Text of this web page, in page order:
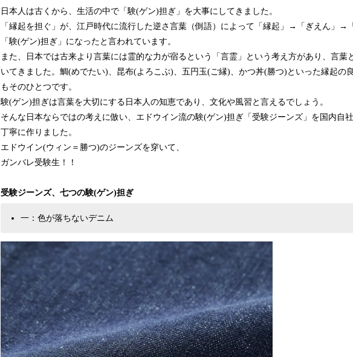
日本人は古くから、生活の中で「験(ゲン)担ぎ」を大事にしてきました。
「縁起を担ぐ」が、江戸時代に流行した逆さ言葉（倒語）によって「縁起」→「ぎえん」→
「験(ゲン)担ぎ」になったと言われています。
また、日本では古来より言葉には霊的な力が宿るという「言霊」という考え方があり、言葉
いてきました。鯛(めでたい)、昆布(よろこぶ)、五円玉(ご縁)、かつ丼(勝つ)といった縁起の
もそのひとつです。
験(ゲン)担ぎは言葉を大切にする日本人の知恵であり、文化や風習と言えるでしょう。
そんな日本ならではの考えに倣い、エドウイン流の験(ゲン)担ぎ「受験ジーンズ」を国内自
丁寧に作りました。
エドウイン(ウィン＝勝つ)のジーンズを穿いて、
ガンバレ受験生！！
受験ジーンズ、七つの験(ゲン)担ぎ
一：色が落ちないデニム